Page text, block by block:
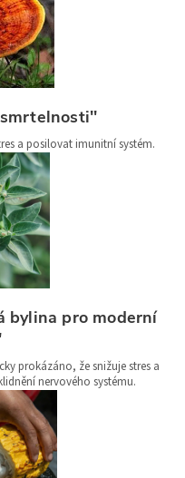
a posilovat imunitní systém.
bylina pro moderní
prokázáno, že snižuje stres a
nervového systému.